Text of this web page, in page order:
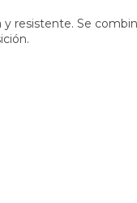
resistente. Se